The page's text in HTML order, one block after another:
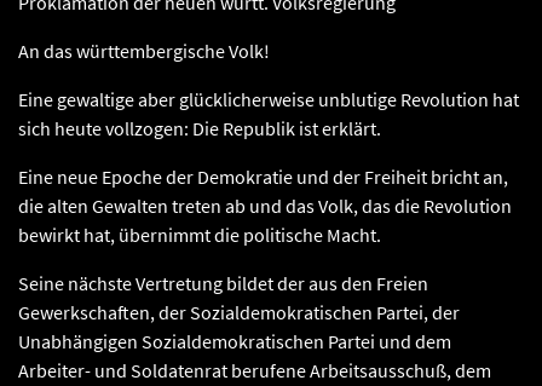
An das württembergische Volk!
Eine gewaltige aber glücklicherweise unblutige Revolution hat
sich heute vollzogen: Die Republik ist erklärt.
Eine neue Epoche der Demokratie und der Freiheit bricht an,
die alten Gewalten treten ab und das Volk, das die Revolution
bewirkt hat, übernimmt die politische Macht.
Seine nächste Vertretung bildet der aus den Freien
Gewerkschaften, der Sozialdemokratischen Partei, der
Unabhängigen Sozialdemokratischen Partei und dem
Arbeiter- und Soldatenrat berufene Arbeitsausschuß, dem